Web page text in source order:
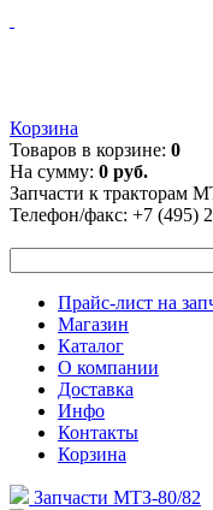
Корзина
Товаров в корзине: 0
На сумму: 0 руб.
Запчасти к тракторам
Телефон/факс: +7 (495)
Прайс-лист на
Магазин
Каталог
О компании
Доставка
Инфо
Контакты
Корзина
Запчасти МТЗ-80/82